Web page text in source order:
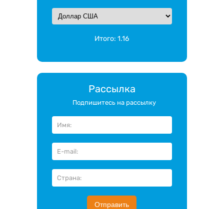
Итого:1.16
Рассылка
Подпишитесь на рассылку
Отправить